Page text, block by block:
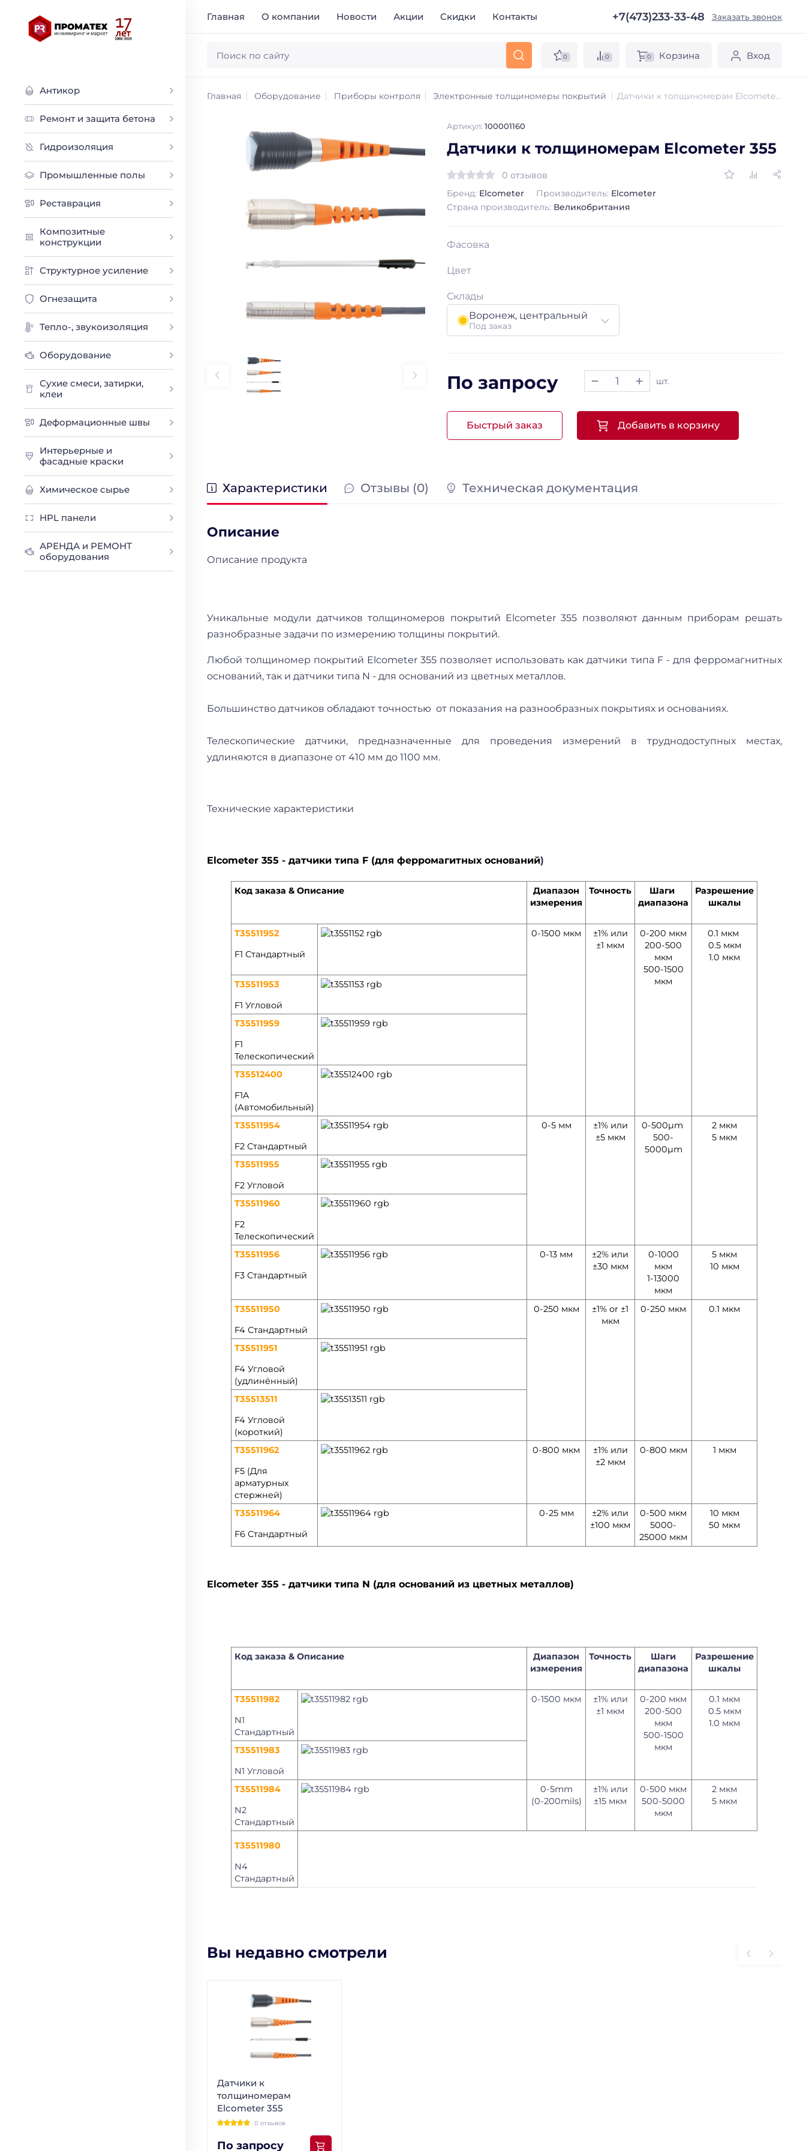
Главная О компании Новости Акции Скидки Контакты +7(473)233-33-48 Заказать звонок
0 0 0 Корзина Вход
Главная Оборудование Приборы контроля Электронные толщиномеры покрытий Датчики к толщиномерам Elcometer 355
Датчики к толщиномерам Elcometer 355
0 отзывов
Бренд: Elcometer Производитель: Elcometer
Страна производитель: Великобритания
Фасовка
Цвет
Склады
Воронеж, центральный
Под заказ
Артикул:100001160
По запросу шт.
Быстрый заказ Добавить в корзину
Характеристики Отзывы (0) Техническая документация
Описание
Описание продукта
Уникальные модули датчиков толщиномеров покрытий Elcometer 355 позволяют данным приборам решать
разнобразные задачи по измерению толщины покрытий.
Любой толщиномер покрытий Elcometer 355 позволяет использовать как датчики типа F - для ферромагнитных
оснований, так и датчики типа N - для оснований из цветных металлов.
Большинство датчиков обладают точностью от показания на разнообразных покрытиях и основаниях.
Телескопические датчики, предназначенные для проведения измерений в труднодоступных местах,
удлиняются в диапазоне от 410 мм до 1100 мм.
Технические характеристики
Elcometer 355 - датчики типа F (для ферромагитных оснований)
Код заказа & Описание
Диапазон
измерения
Точность
Шаги
диапазона
Разрешение
шкалы
T35511952
F1 Стандартный
0-1500 мкм
±1% или
±1 мкм
0-200 мкм
200-500
мкм
500-1500
мкм
0.1 мкм
0.5 мкм
1.0 мкм
T35511953
F1 Угловой
T35511959
F1
Телескопический
T35512400
F1A
(Автомобильный)
T35511954
F2 Стандартный
0-5 мм
±1% или
±5 мкм
0-500µm
500-
5000µm
2 мкм
5 мкм
T35511955
F2 Угловой
T35511960
F2
Телескопический
T35511956
F3 Стандартный
0-13 мм
±2% или
±30 мкм
0-1000
мкм
1-13000
мкм
5 мкм
10 мкм
T35511950
F4 Стандартный
0-250 мкм
±1% or ±1
мкм
0-250 мкм 0.1 мкм
T35511951
F4 Угловой
(удлинённый)
T35513511
F4 Угловой
(короткий)
T35511962
F5 (Для
арматурных
стержней)
0-800 мкм
±1% или
±2 мкм
0-800 мкм 1 мкм
T35511964
F6 Стандартный
0-25 мм
±2% или
±100 мкм
0-500 мкм
5000-
25000 мкм
10 мкм
50 мкм
Elcometer 355 - датчики типа N (для оснований из цветных металлов)
Код заказа & Описание
Диапазон
измерения
Точность
Шаги
диапазона
Разрешение
шкалы
T35511982
N1
Стандартный
0-1500 мкм
±1% или
±1 мкм
0-200 мкм
200-500
мкм
500-1500
мкм
0.1 мкм
0.5 мкм
1.0 мкм
T35511983
N1 Угловой
T35511984
N2
Стандартный
0-5mm
(0-200mils)
±1% или
±15 мкм
0-500 мкм
500-5000
мкм
2 мкм
5 мкм
T35511980
N4
Стандартный
Вы недавно смотрели
Датчики к
толщиномерам
Elcometer 355
0 отзывов
По запросу
Антикор
Ремонт и защита бетона
Гидроизоляция
Промышленные полы
Реставрация
Композитные
конструкции
Структурное усиление
Огнезащита
Тепло-, звукоизоляция
Оборудование
Сухие смеси, затирки,
клеи
Деформационные швы
Интерьерные и
фасадные краски
Химическое сырье
HPL панели
АРЕНДА и РЕМОНТ
оборудования